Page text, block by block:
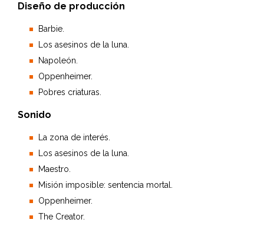
Diseño de producción
Barbie.
Los asesinos de la luna.
Napoleón.
Oppenheimer.
Pobres criaturas.
Sonido
La zona de interés.
Los asesinos de la luna.
Maestro.
Misión imposible: sentencia mortal.
Oppenheimer.
The Creator.